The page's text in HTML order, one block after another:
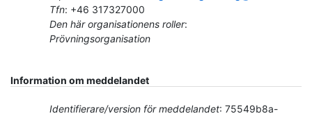
Tfn: +46 317327000
Den här organisationens roller:
Prövningsorganisation
Information om meddelandet
Identifierare/version för meddelandet: 75549b8a-